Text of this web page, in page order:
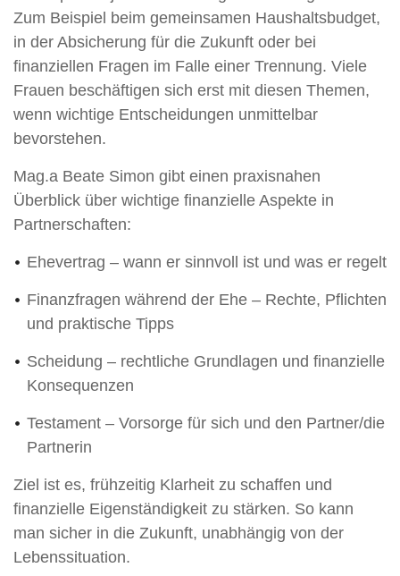
Zum Beispiel beim gemeinsamen Haushaltsbudget,
in der Absicherung für die Zukunft oder bei
finanziellen Fragen im Falle einer Trennung. Viele
Frauen beschäftigen sich erst mit diesen Themen,
wenn wichtige Entscheidungen unmittelbar
bevorstehen.
Mag.a Beate Simon gibt einen praxisnahen
Überblick über wichtige finanzielle Aspekte in
Partnerschaften:
Ehevertrag – wann er sinnvoll ist und was er regelt
Finanzfragen während der Ehe – Rechte, Pflichten
und praktische Tipps
Scheidung – rechtliche Grundlagen und finanzielle
Konsequenzen
Testament – Vorsorge für sich und den Partner/die
Partnerin
Ziel ist es, frühzeitig Klarheit zu schaffen und
finanzielle Eigenständigkeit zu stärken. So kann
man sicher in die Zukunft, unabhängig von der
Lebenssituation.